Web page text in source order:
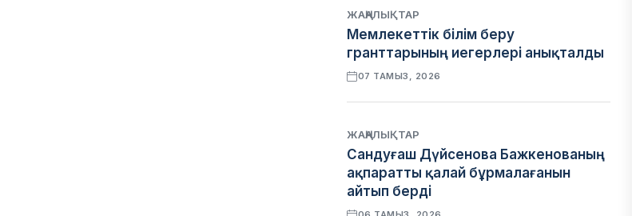
ЖАҢАЛЫҚТАР
Мемлекеттік білім беру
гранттарының иегерлері анықталды
07 ТАМЫЗ, 2026
ЖАҢАЛЫҚТАР
Сандуғаш Дүйсенова Бажкенованың
ақпаратты қалай бұрмалағанын
айтып берді